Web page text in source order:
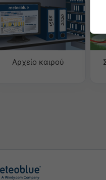
Αρχείο καιρού